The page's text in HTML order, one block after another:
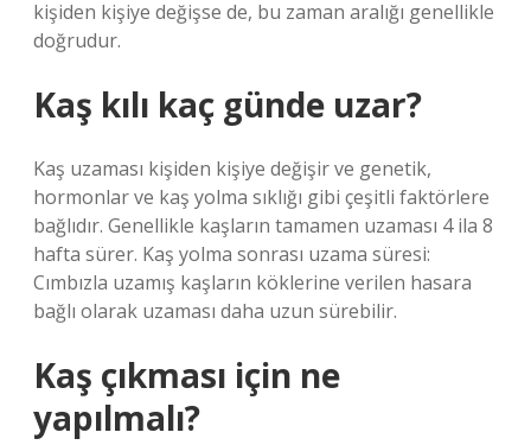
kişiden kişiye değişse de, bu zaman aralığı genellikle
doğrudur.
Kaş kılı kaç günde uzar?
Kaş uzaması kişiden kişiye değişir ve genetik,
hormonlar ve kaş yolma sıklığı gibi çeşitli faktörlere
bağlıdır. Genellikle kaşların tamamen uzaması 4 ila 8
hafta sürer. Kaş yolma sonrası uzama süresi:
Cımbızla uzamış kaşların köklerine verilen hasara
bağlı olarak uzaması daha uzun sürebilir.
Kaş çıkması için ne
yapılmalı?